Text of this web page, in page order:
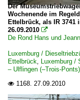
Der
Wochenende im
Ettelbrück, als IR
26.09.2010 
De Rond Hans und
Luxemburg /
Ettelbrück, Luxemburg
– Ulflingen (–Trois-
 1168. 27.09.2010